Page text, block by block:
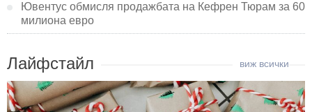
Ювентус обмисля продажбата на Кефрен Тюрам за 60
милиона евро
Лайфстайл